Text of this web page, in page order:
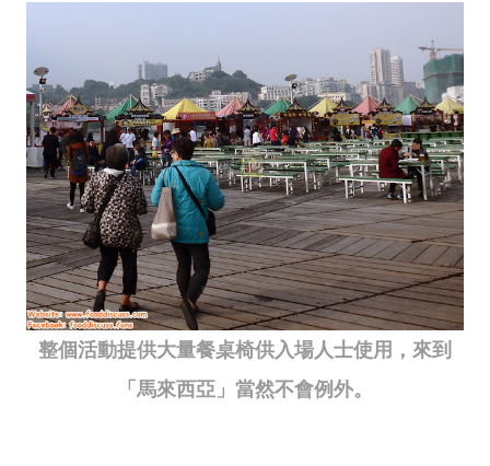
整個活動提供大量餐桌椅供入場人士使用，來到
「馬來西亞」當然不會例外。